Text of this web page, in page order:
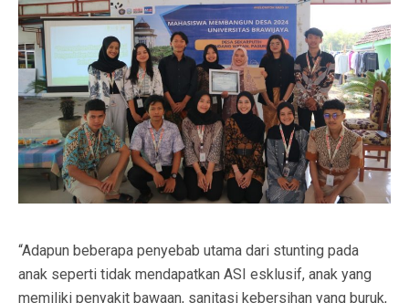
“Adapun beberapa penyebab utama dari stunting pada
anak seperti tidak mendapatkan ASI esklusif, anak yang
memiliki penyakit bawaan, sanitasi kebersihan yang buruk,